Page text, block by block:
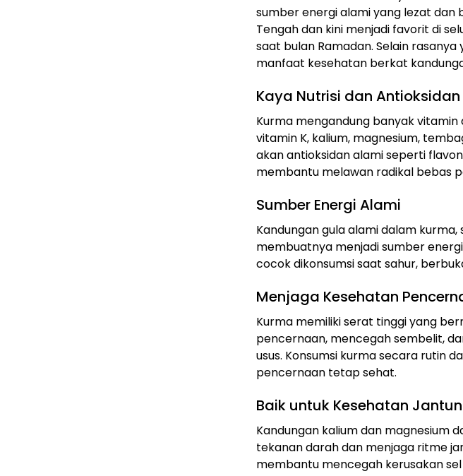
sumber energi alami yang lezat dan
Tengah dan kini menjadi favorit di
saat bulan Ramadan. Selain
manfaat kesehatan berkat
Kaya Nutrisi dan Antioksidan
Kurma mengandung banyak
vitamin K, kalium, magnesium,
akan antioksidan alami seperti
membantu melawan radikal bebas
Sumber Energi Alami
Kandungan gula alami dalam
membuatnya menjadi sumber
cocok dikonsumsi saat sahur,
Menjaga Kesehatan
Kurma memiliki serat tinggi yang
pencernaan, mencegah sembelit,
usus. Konsumsi kurma secara rutin
pencernaan tetap sehat.
Baik untuk Kesehatan
Kandungan kalium dan magnesium
tekanan darah dan menjaga ritme
membantu mencegah kerusakan